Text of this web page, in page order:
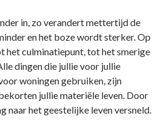
in, zo verandert mettertijd de
en het boze wordt sterker. Op
het culminatiepunt, tot het smerige
dingen die jullie voor jullie
woningen gebruiken, zijn
jullie materiële leven. Door
naar het geestelijke leven versneld.